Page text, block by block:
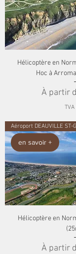
Hélicoptère en
Hoc à
À partir
Prix
en savoir +
Aéroport DEAUVILLE ST-
Hélicoptère en
À partir
Prix